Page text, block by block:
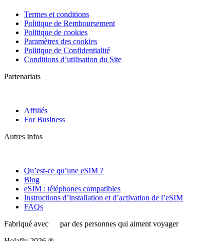
Termes et conditions
Politique de Remboursement
Politique de cookies
Paramètres des cookies
Politique de Confidentialité
Conditions d’utilisation du Site
Partenariats
Affiliés
For Business
Autres infos
Qu’est-ce qu’une eSIM ?
Blog
eSIM : téléphones compatibles
Instructions d’installation et d’activation de l’eSIM
FAQs
Fabriqué avec
par des personnes qui aiment voyager